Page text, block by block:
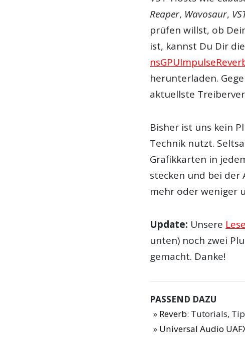
Reaper, Wavosaur,
prüfen willst, ob
ist, kannst Du Dir die
herunterladen.
aktuellste
Bisher ist uns kein
Technik nutzt.
Grafikkarten in
stecken und bei der
mehr oder weniger
Update: Unsere
unten) noch zwei
gemacht. Danke!
PASSEND DAZU
Reverb: Tutorials,
Universal Audio